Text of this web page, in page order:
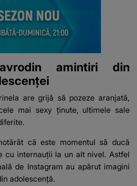
amintiri din
are grijă să pozeze aranjată,
mai sexy ținute, ultimele sale
că este momentul să ducă
cu internauții la un alt nivel. Astfel
de Instagram au apărut imagini
adolescență.